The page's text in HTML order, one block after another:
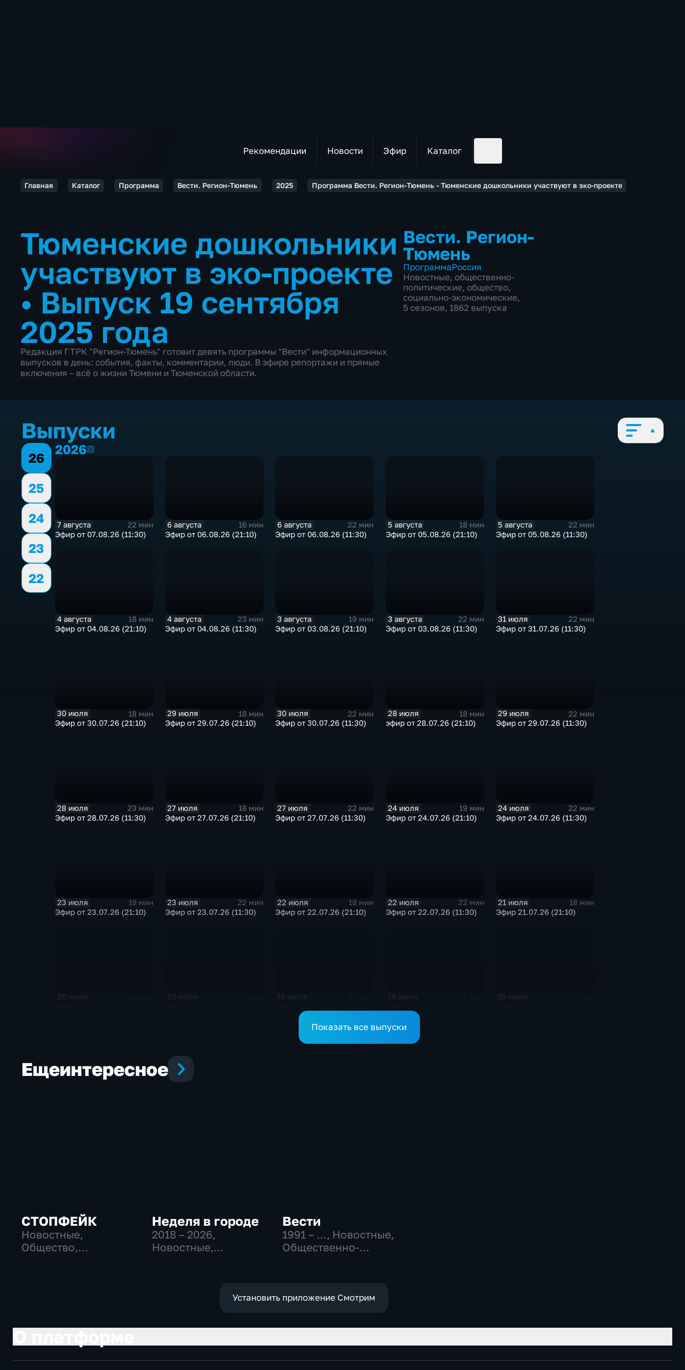
Рекомендации Новости Эфир Каталог
Главная Каталог Программа Вести. Регион-Тюмень 2025 Программа Вести. Регион-Тюмень - Тюменские дошкольники участвуют в эко-проекте
Тюменские дошкольники
участвуют в эко-проекте
• Выпуск 19 сентября
2025 года
Редакция ГТРК "Регион-Тюмень" готовит девять программы "Вести" информационных
выпусков в день: события, факты, комментарии, люди. В эфире репортажи и прямые
включения – всё о жизни Тюмени и Тюменской области.
Вести. Регион-
Тюмень
ПрограммаРоссия
Новостные, общественно-
политические, общество,
социально-экономические,
5 сезонов, 1862 выпуска
Выпуски
26
25
24
23
22
20262026
7 августа
22 мин
Эфир от 07.08.26 (11:30)
6 августа
16 мин
Эфир от 06.08.26 (21:10)
6 августа
22 мин
Эфир от 06.08.26 (11:30)
5 августа
18 мин
Эфир от 05.08.26 (21:10)
5 августа
22 мин
Эфир от 05.08.26 (11:30)
4 августа
18 мин
Эфир от 04.08.26 (21:10)
4 августа
23 мин
Эфир от 04.08.26 (11:30)
3 августа
19 мин
Эфир от 03.08.26 (21:10)
3 августа
22 мин
Эфир от 03.08.26 (11:30)
31 июля
22 мин
Эфир от 31.07.26 (11:30)
30 июля
18 мин
Эфир от 30.07.26 (21:10)
29 июля
18 мин
Эфир от 29.07.26 (21:10)
30 июля
22 мин
Эфир от 30.07.26 (11:30)
28 июля
18 мин
эфир от 28.07.26 (21:10)
29 июля
22 мин
Эфир от 29.07.26 (11:30)
28 июля
23 мин
Эфир от 28.07.26 (11:30)
27 июля
18 мин
Эфир от 27.07.26 (21:10)
27 июля
22 мин
Эфир от 27.07.26 (11:30)
24 июля
19 мин
Эфир от 24.07.26 (21:10)
24 июля
22 мин
Эфир от 24.07.26 (11:30)
23 июля
19 мин
Эфир от 23.07.26 (21:10)
23 июля
22 мин
Эфир от 23.07.26 (11:30)
22 июля
18 мин
Эфир от 22.07.26 (21:10)
22 июля
22 мин
Эфир от 22.07.26 (11:30)
21 июля
18 мин
Эфир 21.07.26 (21:10)
20 июля 20 июля 16 июля 16 июля 15 июля
Показать все выпуски
Ещеинтересное
СТОПФЕЙК
Новостные,
Общество,
Неделя в городе
2018 – 2026,
Новостные,
Вести
1991 – …, Новостные,
Общественно-
Установить приложение Смотрим